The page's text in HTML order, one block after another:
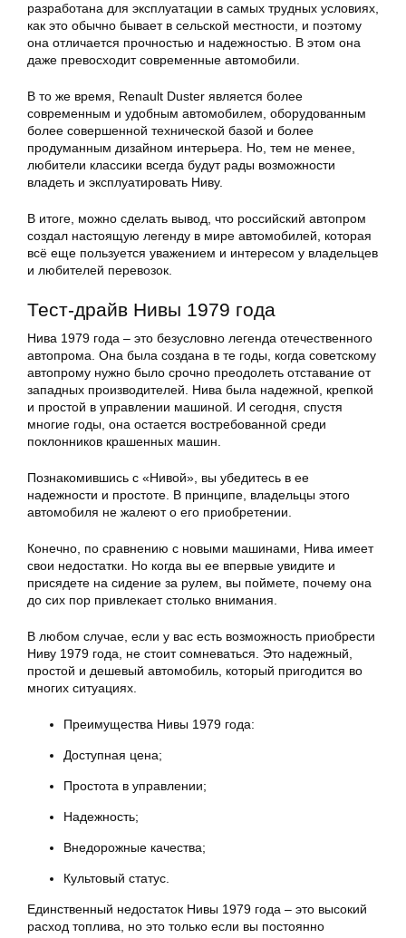
разработана для эксплуатации в самых трудных условиях,
как это обычно бывает в сельской местности, и поэтому
она отличается прочностью и надежностью. В этом она
даже превосходит современные автомобили.
В то же время, Renault Duster является более
современным и удобным автомобилем, оборудованным
более совершенной технической базой и более
продуманным дизайном интерьера. Но, тем не менее,
любители классики всегда будут рады возможности
владеть и эксплуатировать Ниву.
В итоге, можно сделать вывод, что российский автопром
создал настоящую легенду в мире автомобилей, которая
всё еще пользуется уважением и интересом у владельцев
и любителей перевозок.
Тест-драйв Нивы 1979 года
Нива 1979 года – это безусловно легенда отечественного
автопрома. Она была создана в те годы, когда советскому
автопрому нужно было срочно преодолеть отставание от
западных производителей. Нива была надежной, крепкой
и простой в управлении машиной. И сегодня, спустя
многие годы, она остается востребованной среди
поклонников крашенных машин.
Познакомившись с «Нивой», вы убедитесь в ее
надежности и простоте. В принципе, владельцы этого
автомобиля не жалеют о его приобретении.
Конечно, по сравнению с новыми машинами, Нива имеет
свои недостатки. Но когда вы ее впервые увидите и
присядете на сидение за рулем, вы поймете, почему она
до сих пор привлекает столько внимания.
В любом случае, если у вас есть возможность приобрести
Ниву 1979 года, не стоит сомневаться. Это надежный,
простой и дешевый автомобиль, который пригодится во
многих ситуациях.
Преимущества Нивы 1979 года:
Доступная цена;
Простота в управлении;
Надежность;
Внедорожные качества;
Культовый статус.
Единственный недостаток Нивы 1979 года – это высокий
расход топлива, но это только если вы постоянно